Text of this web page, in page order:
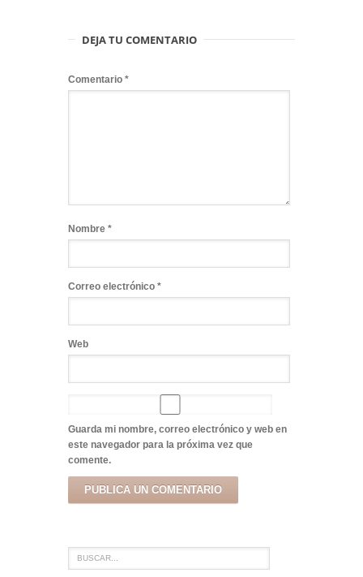
DEJA TU COMENTARIO
Comentario *
Nombre *
Correo electrónico *
Web
Guarda mi nombre, correo electrónico y web en
este navegador para la próxima vez que
comente.